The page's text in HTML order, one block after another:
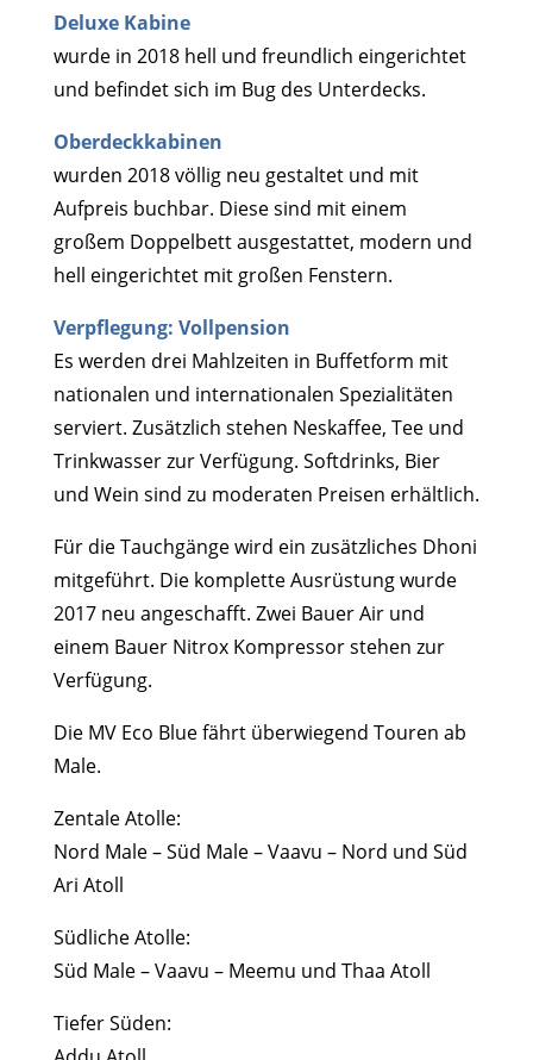
Deluxe Kabine
wurde in 2018 hell und freundlich eingerichtet
und befindet sich im Bug des Unterdecks.
Oberdeckkabinen
wurden 2018 völlig neu gestaltet und mit
Aufpreis buchbar. Diese sind mit einem
großem Doppelbett ausgestattet, modern und
hell eingerichtet mit großen Fenstern.
Verpflegung: Vollpension
Es werden drei Mahlzeiten in Buffetform mit
nationalen und internationalen Spezialitäten
serviert. Zusätzlich stehen Neskaffee, Tee und
Trinkwasser zur Verfügung. Softdrinks, Bier
und Wein sind zu moderaten Preisen erhältlich.
Für die Tauchgänge wird ein zusätzliches Dhoni
mitgeführt. Die komplette Ausrüstung wurde
2017 neu angeschafft. Zwei Bauer Air und
einem Bauer Nitrox Kompressor stehen zur
Verfügung.
Die MV Eco Blue fährt überwiegend Touren ab
Male.
Zentale Atolle:
Nord Male – Süd Male – Vaavu – Nord und Süd
Ari Atoll
Südliche Atolle:
Süd Male – Vaavu – Meemu und Thaa Atoll
Tiefer Süden: